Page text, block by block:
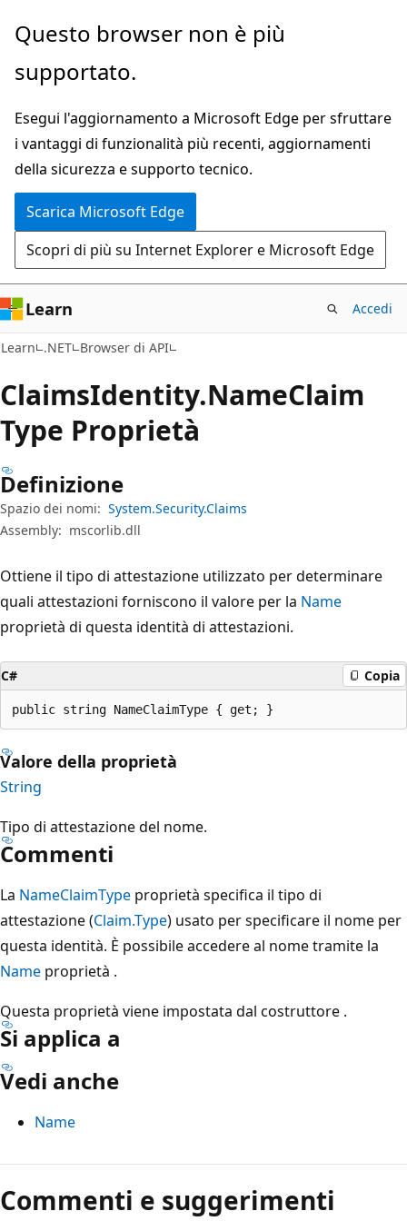
Ignora
passa
contenuto
principale
Passare
allo
spostamento
pagina
Questo browser non è più
supportato.
Esegui l'aggiornamento a Microsoft Edge per sfruttare
i vantaggi di funzionalità più recenti, aggiornamenti
della sicurezza e supporto tecnico.
Scarica Microsoft Edge
Scopri di più su Internet Explorer e Microsoft Edge
Learn Accedi
Learn .NET Browser di API
ClaimsIdentity.NameClaim
Type Proprietà
Definizione
Spazio dei nomi: System.Security.Claims
Assembly: mscorlib.dll
Ottiene il tipo di attestazione utilizzato per determinare
quali attestazioni forniscono il valore per la Name
proprietà di questa identità di attestazioni.
C# Copia
public string NameClaimType { get; }
Valore della proprietà
String
Tipo di attestazione del nome.
Commenti
La NameClaimType proprietà specifica il tipo di
attestazione (Claim.Type) usato per specificare il nome per
questa identità. È possibile accedere al nome tramite la
Name proprietà .
Questa proprietà viene impostata dal costruttore .
Si applica a
Vedi anche
Name
Modalità
di
lettura
Commenti e suggerimenti